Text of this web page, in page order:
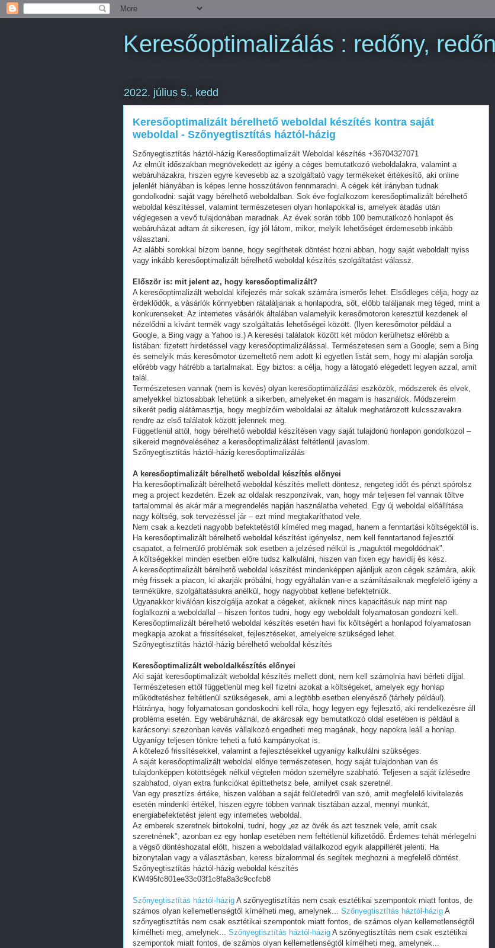
Keresőoptimalizálás : redőny,
2022. július 5., kedd
Keresőoptimalizált bérelhető weboldal készítés kontra saját
weboldal - Szőnyegtisztítás háztól-házig
Szőnyegtisztítás háztól-házig Keresőoptimalizált Weboldal készítés +36704327071
Az elmúlt időszakban megnövekedett az igény a céges bemutatkozó weboldalakra, valamint a
webáruházakra, hiszen egyre kevesebb az a szolgáltató vagy termékeket értékesítő, aki online
jelenlét hiányában is képes lenne hosszútávon fennmaradni. A cégek két irányban tudnak
gondolkodni: saját vagy bérelhető weboldalban. Sok éve foglalkozom keresőoptimalizált bérelhető
weboldal készítéssel, valamint természetesen olyan honlapokkal is, amelyek átadás után
véglegesen a vevő tulajdonában maradnak. Az évek során több 100 bemutatkozó honlapot és
webáruházat adtam át sikeresen, így jól látom, mikor, melyik lehetőséget érdemesebb inkább
választani.
Az alábbi sorokkal bízom benne, hogy segíthetek döntést hozni abban, hogy saját weboldalt nyiss
vagy inkább keresőoptimalizált bérelhető weboldal készítés szolgáltatást válassz.
Először is: mit jelent az, hogy keresőoptimalizált?
A keresőoptimalizált weboldal kifejezés már sokak számára ismerős lehet. Elsődleges célja, hogy az
érdeklődők, a vásárlók könnyebben rátaláljanak a honlapodra, sőt, előbb találjanak meg téged, mint a
konkurenseket. Az internetes vásárlók általában valamelyik keresőmotoron keresztül kezdenek el
nézelődni a kívánt termék vagy szolgáltatás lehetőségei között. (Ilyen keresőmotor például a
Google, a Bing vagy a Yahoo is.) A keresési találatok között két módon kerülhetsz előrébb a
listában: fizetett hirdetéssel vagy keresőoptimalizálással. Természetesen sem a Google, sem a Bing
és semelyik más keresőmotor üzemeltető nem adott ki egyetlen listát sem, hogy mi alapján sorolja
előrébb vagy hátrébb a tartalmakat. Egy biztos: a célja, hogy a látogató elégedett legyen azzal, amit
talál.
Természetesen vannak (nem is kevés) olyan keresőoptimalizálási eszközök, módszerek és elvek,
amelyekkel biztosabbak lehetünk a sikerben, amelyeket én magam is használok. Módszereim
sikerét pedig alátámasztja, hogy megbízóim weboldalai az általuk meghatározott kulcsszavakra
rendre az első találatok között jelennek meg.
Függetlenül attól, hogy bérelhető weboldal készítésen vagy saját tulajdonú honlapon gondolkozol –
sikereid megnöveléséhez a keresőoptimalizálást feltétlenül javaslom.
Szőnyegtisztítás háztól-házig keresőoptimalizálás
A keresőoptimalizált bérelhető weboldal készítés előnyei
Ha keresőoptimalizált bérelhető weboldal készítés mellett döntesz, rengeteg időt és pénzt spórolsz
meg a project kezdetén. Ezek az oldalak reszponzívak, van, hogy már teljesen fel vannak töltve
tartalommal és akár már a megrendelés napján használatba veheted. Egy új weboldal előállítása
nagy költség, sok tervezéssel jár – ezt mind megtakaríthatod vele.
Nem csak a kezdeti nagyobb befektetéstől kíméled meg magad, hanem a fenntartási költségektől is.
Ha keresőoptimalizált bérelhető weboldal készítést igényelsz, nem kell fenntartanod fejlesztői
csapatot, a felmerülő problémák sok esetben a jelzésed nélkül is „maguktól megoldódnak".
A költségekkel minden esetben előre tudsz kalkulálni, hiszen van fixen egy havidíj és kész.
A keresőoptimalizált bérelhető weboldal készítést mindenképpen ajánljuk azon cégek számára, akik
még frissek a piacon, ki akarják próbálni, hogy egyáltalán van-e a számításaiknak megfelelő igény a
termékükre, szolgáltatásukra anélkül, hogy nagyobbat kellene befektetniük.
Ugyanakkor kiválóan kiszolgálja azokat a cégeket, akiknek nincs kapacitásuk nap mint nap
foglalkozni a weboldallal – hiszen fontos tudni, hogy egy weboldalt folyamatosan gondozni kell.
Keresőoptimalizált bérelhető weboldal készítés esetén havi fix költségért a honlapod folyamatosan
megkapja azokat a frissítéseket, fejlesztéseket, amelyekre szükséged lehet.
Szőnyegtisztítás háztól-házig bérelhető weboldal készítés
Keresőoptimalizált weboldalkészítés előnyei
Aki saját keresőoptimalizált weboldal készítés mellett dönt, nem kell számolnia havi bérleti díjjal.
Természetesen ettől függetlenül meg kell fizetni azokat a költségeket, amelyek egy honlap
működtetéshez feltétlenül szükségesek, ami a legtöbb esetben elenyésző (tárhely például).
Hátránya, hogy folyamatosan gondoskodni kell róla, hogy legyen egy fejlesztő, aki rendelkezésre áll
probléma esetén. Egy webáruháznál, de akárcsak egy bemutatkozó oldal esetében is például a
karácsonyi szezonban kevés vállalkozó engedheti meg magának, hogy napokra leáll a honlap.
Ugyanígy teljesen tönkre teheti a futó kampányokat is.
A kötelező frissítésekkel, valamint a fejlesztésekkel ugyanígy kalkulálni szükséges.
A saját keresőoptimalizált weboldal előnye természetesen, hogy saját tulajdonban van és
tulajdonképpen kötöttségek nélkül végtelen módon személyre szabható. Teljesen a saját ízlésedre
szabhatod, olyan extra funkciókat építtethetsz bele, amilyet csak szeretnél.
Van egy presztízs értéke, hiszen valóban a saját felületedről van szó, amit megfelelő kivitelezés
esetén mindenki értékel, hiszen egyre többen vannak tisztában azzal, mennyi munkát,
energiabefektetést jelent egy internetes weboldal.
Az emberek szeretnek birtokolni, tudni, hogy „ez az övék és azt tesznek vele, amit csak
szeretnének", azonban ez egy honlap esetében nem feltétlenül kifizetődő. Érdemes tehát mérlegelni
a végső döntéshozatal előtt, hiszen a weboldalad vállalkozod egyik alappillérét jelenti. Ha
bizonytalan vagy a választásban, keress bizalommal és segítek meghozni a megfelelő döntést.
Szőnyegtisztítás háztól-házig weboldal készítés
KW495fc801ee33c03f1c8fa8a3c9ccfcb8
Szőnyegtisztítás háztól-házig A szőnyegtisztítás nem csak esztétikai szempontok miatt fontos, de
számos olyan kellemetlenségtől kímélheti meg, amelynek... Szőnyegtisztítás háztól-házig A
szőnyegtisztítás nem csak esztétikai szempontok miatt fontos, de számos olyan kellemetlenségtől
kímélheti meg, amelynek... Szőnyegtisztítás háztól-házig A szőnyegtisztítás nem csak esztétikai
szempontok miatt fontos, de számos olyan kellemetlenségtől kímélheti meg, amelynek...